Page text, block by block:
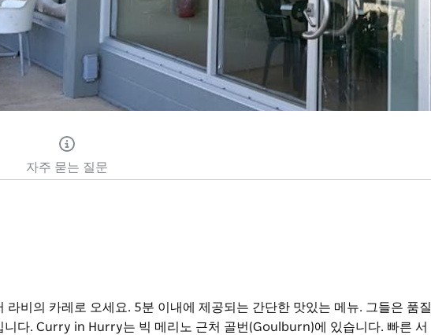
자주 묻는 질문
라비의 카레로 오세요. 5분 이내에 제공되는 간단한 맛있는 메뉴. 그들은 품질
니다. Curry in Hurry는 빅 메리노 근처 골번(Goulburn)에 있습니다. 빠른 서